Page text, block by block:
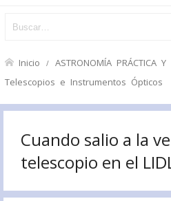
Inicio ASTRONOMÍA PRÁCTICA Y
Telescopios e Instrumentos Ópticos
Cuando salio a la
telescopio en el